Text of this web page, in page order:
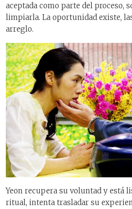
aceptada como parte del proceso,
limpiarla. La oportunidad existe,
arreglo.
Yeon recupera su voluntad y está
ritual, intenta trasladar su